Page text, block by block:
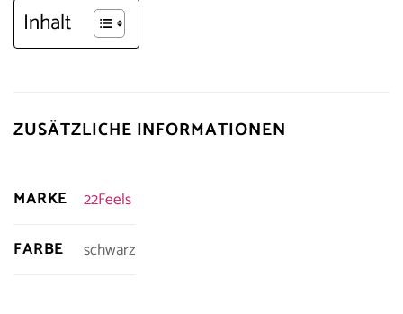
Inhalt
ZUSÄTZLICHE INFORMATIONEN
MARKE
22Feels
FARBE
schwarz